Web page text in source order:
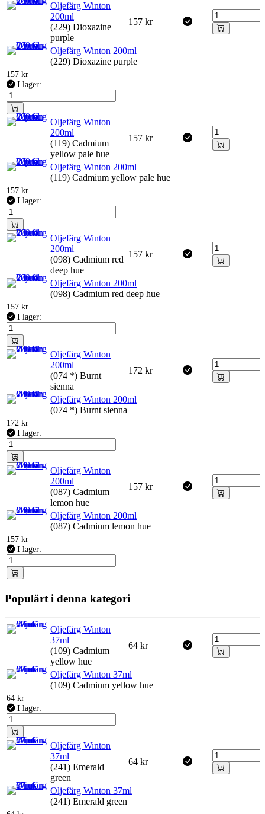
Oljefärg Winton
200ml
(229) Dioxazine
purple
157 kr
Oljefärg Winton 200ml
(229) Dioxazine purple
157 kr
I lager:
Oljefärg Winton
200ml
(119) Cadmium
yellow pale hue
157 kr
Oljefärg Winton 200ml
(119) Cadmium yellow pale hue
157 kr
I lager:
Oljefärg Winton
200ml
(098) Cadmium red
deep hue
157 kr
Oljefärg Winton 200ml
(098) Cadmium red deep hue
157 kr
I lager:
Oljefärg Winton
200ml
(074 *) Burnt
sienna
172 kr
Oljefärg Winton 200ml
(074 *) Burnt sienna
172 kr
I lager:
Oljefärg Winton
200ml
(087) Cadmium
lemon hue
157 kr
Oljefärg Winton 200ml
(087) Cadmium lemon hue
157 kr
I lager:
Populärt i denna kategori
Oljefärg Winton
37ml
(109) Cadmium
yellow hue
64 kr
Oljefärg Winton 37ml
(109) Cadmium yellow hue
64 kr
I lager:
Oljefärg Winton
37ml
(241) Emerald
green
64 kr
Oljefärg Winton 37ml
(241) Emerald green